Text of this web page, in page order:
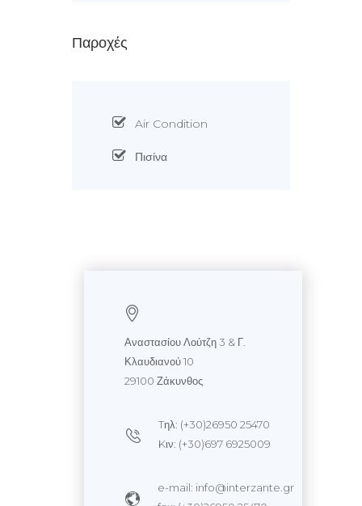
Παροχές
Air Condition
Πισίνα
Αναστασίου Λούτζη 3 & Γ.
Κλαυδιανού 10
29100 Ζάκυνθος
Tηλ: (+30)26950 25470
Kιν: (+30)697 6925009
e-mail: info@interzante.gr